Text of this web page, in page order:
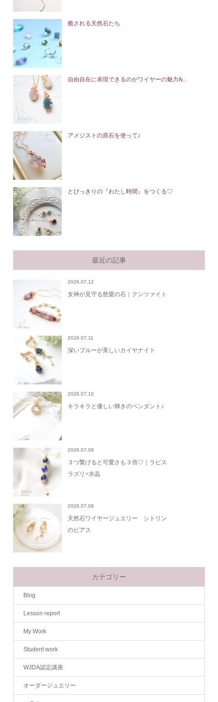
癒される天然石たち
自由自在に表現できるのがワイヤーの魅力&...
アメジストの原石を使って♪
とびっきりの『わたし時間』をつくる♡
最近の記事
2026.07.12
女神が見守る慈愛の石｜クンツァイト
2026.07.11
深いブルーが美しいカイヤナイト
2026.07.10
キラキラと優しい輝きのペンダント♪
2026.07.09
３つ繋げると可愛さも３倍♡｜ラピス
ラズリ×水晶
2026.07.09
天然石ワイヤージュエリー シトリン
のピアス
カテゴリー
Blog
Lesson report
My Work
Student work
WJDA認定講座
オーダージュエリー